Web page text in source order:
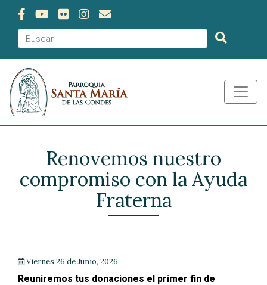
Renovemos nuestro
compromiso con la Ayuda
Fraterna
Viernes 26 de Junio, 2026
Reuniremos tus donaciones el primer fin de